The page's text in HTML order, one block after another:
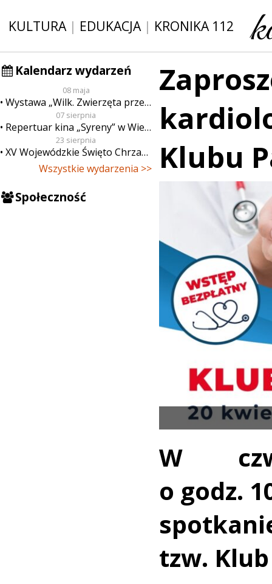
KULTURA| EDUKACJA| KRONIKA 112
Kalendarz wydarzeń
08 maja
Wystawa „Wilk. Zwierzęta przeklęte”
07 sierpnia
Repertuar kina „Syreny” w Wieluniu w dn. od 7 do 13 sierpnia
23 sierpnia
XV Wojewódzkie Święto Chrzanu
Wszystkie wydarzenia >>
Społeczność
Klubu
W
o godz.
tzw.